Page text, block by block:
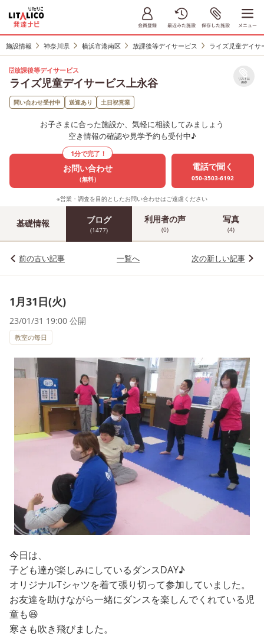
施設情報 神奈川県 横浜市港南区 放課後等デイサービス ライズ児童デイサ
放課後等デイサービス
ライズ児童デイサービス上永谷 リストに
保存
問い合わせ受付中 送迎あり 土日祝営業
お子さまに合った施設か、気軽に相談してみましょう
空き情報の確認や見学予約も受付中♪
1分で完了！
お問い合わせ
（無料）
電話で聞く
050-3503-6192
※営業・調査を目的としたお問い合わせはご遠慮ください
基礎情報 ブログ
(1477)
利用者の声
(0)
写真
(4)
前の古い記事 一覧へ 次の新しい記事
1月31日(火)
23/01/31 19:00 公開
教室の毎日
今日は、
子ども達が楽しみにしているダンスDAY♪
オリジナルTシャツを着て張り切って参加していました。
お友達を助けながら一緒にダンスを楽しんでくれている児
童も😆
寒さも吹き飛びました。